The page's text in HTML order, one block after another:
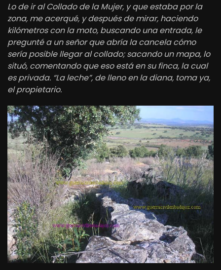
Lo de ir al Collado de la Mujer, y que estaba por la
zona, me acerqué, y después de mirar, haciendo
kilómetros con la moto, buscando una entrada, le
pregunté a un señor que abría la cancela cómo
sería posible llegar al collado; sacando un mapa, lo
situó, comentando que eso está en su finca, la cual
es privada. “La leche”, de lleno en la diana, toma ya,
el propietario.